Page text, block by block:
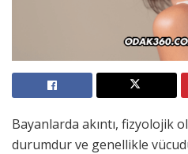
Bayanlarda akıntı, fizyolojik
durumdur ve genellikle